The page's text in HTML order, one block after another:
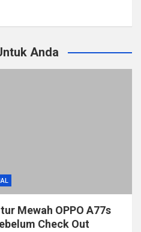
Anda
Mewah OPPO A77s
Check Out